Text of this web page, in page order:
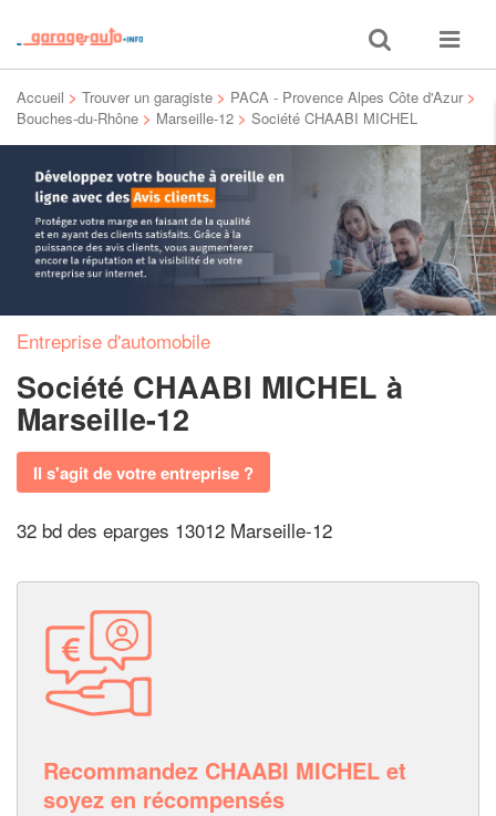
Toggle
search
Toggle
Accueil > Trouver un garagiste > PACA - Provence Alpes Côte d'Azur >
Bouches-du-Rhône > Marseille-12 > Société CHAABI MICHEL
Entreprise d'automobile
Société CHAABI MICHEL à
Marseille-12
Il s'agit de votre entreprise ?
32 bd des eparges 13012 Marseille-12
Recommandez CHAABI MICHEL et
soyez en récompensés